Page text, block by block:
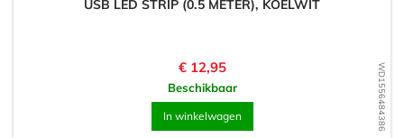
WD1556484386
USB LED STRIP (0.5 METER), KOELWIT
Prijs
€ 12,95
Beschikbaar
In winkelwagen